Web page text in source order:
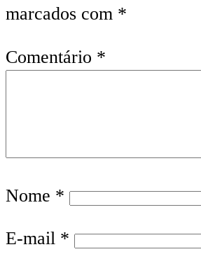
marcados com *
Comentário *
Nome *
E-mail *